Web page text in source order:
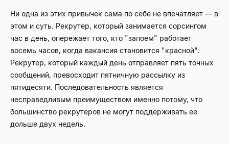
Ни одна из этих привычек сама по себе не впечатляет — в
этом и суть. Рекрутер, который занимается сорсингом
час в день, опережает того, кто "запоем" работает
восемь часов, когда вакансия становится "красной".
Рекрутер, который каждый день отправляет пять точных
сообщений, превосходит пятничную рассылку из
пятидесяти. Последовательность является
несправедливым преимуществом именно потому, что
большинство рекрутеров не могут поддерживать ее
дольше двух недель.